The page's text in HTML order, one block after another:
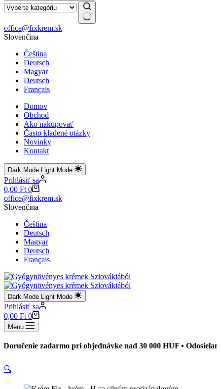
No
results
office@fixkrem.sk
Slovenčina
Čeština
Deutsch
Magyar
Deutsch
Français
Domov
Obchod
Ako nakupovať
Často kladené otázky
Novinky
Kontakt
Dark Mode Light Mode
Prihlásiť sa
Shopping
cart
0,00 Ft 0
office@fixkrem.sk
Slovenčina
Čeština
Deutsch
Magyar
Deutsch
Français
Dark Mode Light Mode
Prihlásiť sa
Shopping
cart
0,00 Ft 0
Menu
zadarmo pri objednávke nad 30 000 HUF • Odosielame do 24
🔍